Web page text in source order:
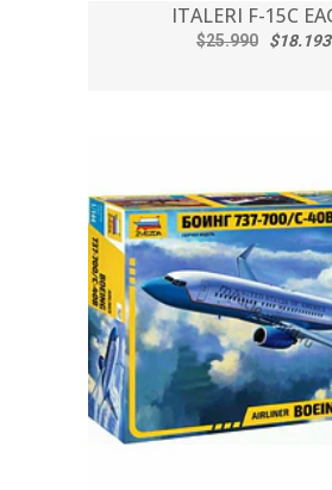
ITALERI F-15C
$25.990 $18.193